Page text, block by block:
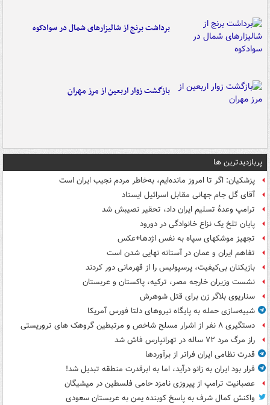
برداشت برنج از شالیزارهای شمال در سوادکوه
بازگشت زوار اربعین از مرز مهران
پربازدیدترین ها
پزشکیان: اگر تا امروز مانده‌ایم، به‌خاطر مردم نجیب ایران است
آقای گل جام جهانی مقابل اسرائیل ایستاد
ترامپ وعدۀ تسلیم ایران داد، تحقیر نصیبش شد
پایان تلخ یک نزاع خانوادگی در دورود
تجهیز موشکهای سپاه به نفس اژدها+عکس
تفاهم ایران و عمان در آستانه نهایی شدن است
بازیکنان بی‌کیفیت، پرسپولیس را از قهرمانی دور کردند
نشست وزیران خارجه مصر، ترکیه، پاکستان و عربستان
سناریوی بلاگر زن برای قتل شوهرش
شبیه‌سازی حمله به پایگاه نیروهای دلتا فورس آمریکا
دستگیری ۸ نفر از اشرار مسلح شاخص و مرتبطین گروهک های تروریستی
راز مرگ مرد ۷۲ ساله در تهرانپارس فاش شد
قدرت نظامی ایران فراتر از برآوردها
قرار بود ایران به زانو درآید، اما به ابرقدرت منطقه تبدیل شد!
عصبانیت ترامپ از پیروزی نامزد حامی فلسطین در میشیگان
واکنش کمال شرف به پاسخ کوبنده یمن به عربستان سعودی